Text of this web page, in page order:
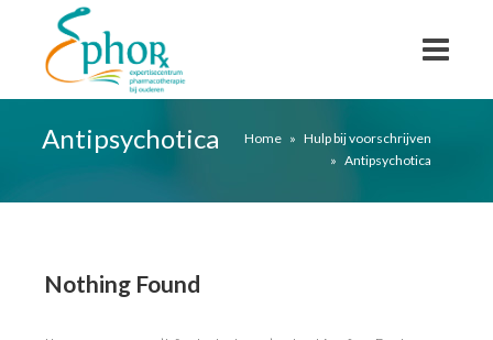
Antipsychotica Home » Hulp bij voorschrijven
» Antipsychotica
Nothing Found